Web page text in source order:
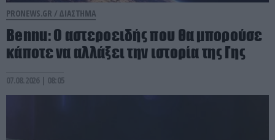
PRONEWS.GR / ΔΙΑΣΤΗΜΑ
Bennu: Ο αστεροειδής που θα μπορούσε
κάποτε να αλλάξει την ιστορία της Γης
07.08.2026 | 08:05